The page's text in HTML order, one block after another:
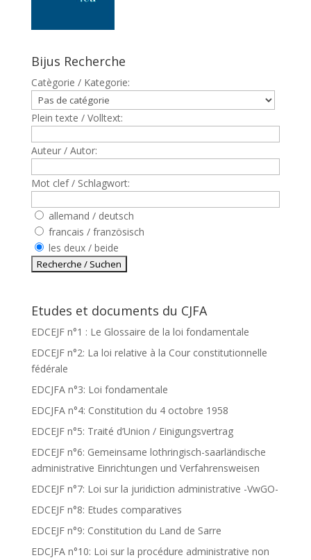
Bijus Recherche
Catègorie / Kategorie:
Plein texte / Volltext:
Auteur / Autor:
Mot clef / Schlagwort:
allemand / deutsch
francais / französisch
les deux / beide
Etudes et documents du CJFA
EDCEJF n°1 : Le Glossaire de la loi fondamentale
EDCEJF n°2: La loi relative à la Cour constitutionnelle
fédérale
EDCJFA n°3: Loi fondamentale
EDCJFA n°4: Constitution du 4 octobre 1958
EDCEJF n°5: Traité d’Union / Einigungsvertrag
EDCEJF n°6: Gemeinsame lothringisch-saarländische
administrative Einrichtungen und Verfahrensweisen
EDCEJF n°7: Loi sur la juridiction administrative -VwGO-
EDCEJF n°8: Etudes comparatives
EDCEJF n°9: Constitution du Land de Sarre
EDCJFA n°10: Loi sur la procédure administrative non